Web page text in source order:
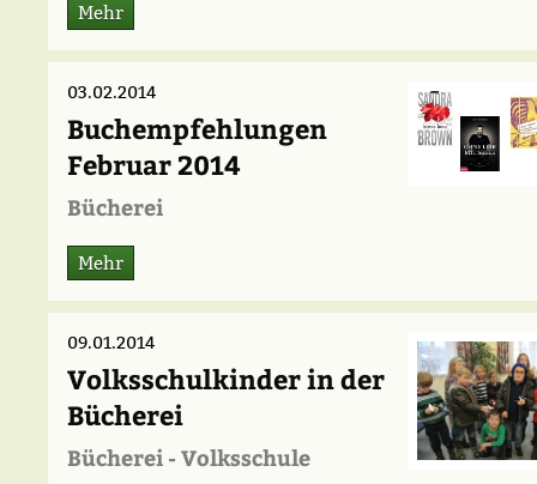
Mehr
03.02.2014
Buchempfehlungen
Februar 2014
Bücherei
Mehr
09.01.2014
Volksschulkinder in der
Bücherei
Bücherei - Volksschule